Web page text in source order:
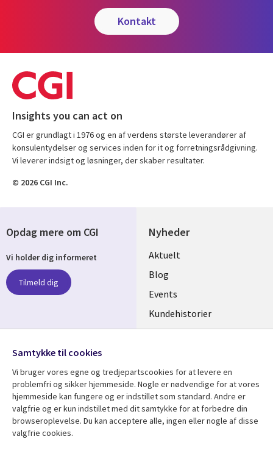
kontakt
Insights you can act on
CGI er grundlagt i 1976 og en af verdens største leverandører af
konsulentydelser og services inden for it og forretningsrådgivning.
Vi leverer indsigt og løsninger, der skaber resultater.
© 2026 CGI Inc.
Nyheder
Useful
links
DENMARK
Aktuelt
Blog
Events
Kundehistorier
Videoer
Se mere
Library
Artikler
Support
Opdag mere om CGI
Vi holder dig informeret
Tilmeld dig
Media
DENMARK
Samtykke til cookies
Vi bruger vores egne og tredjepartscookies for at levere en
problemfri og sikker hjemmeside. Nogle er nødvendige for at vores
hjemmeside kan fungere og er indstillet som standard. Andre er
valgfrie og er kun indstillet med dit samtykke for at forbedre din
browseroplevelse. Du kan acceptere alle, ingen eller nogle af disse
valgfrie cookies.